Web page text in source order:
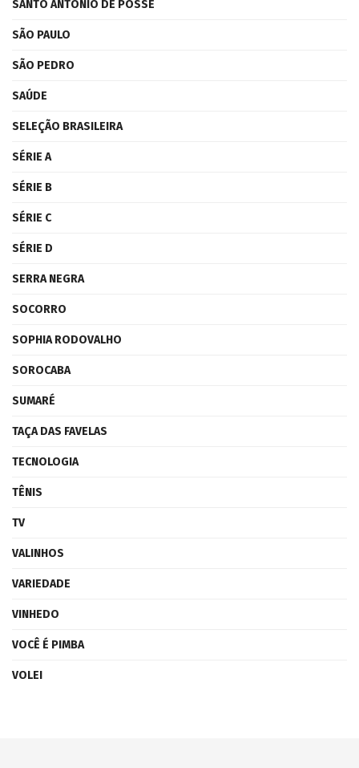
SANTO ANTÔNIO DE POSSE
SÃO PAULO
SÃO PEDRO
SAÚDE
SELEÇÃO BRASILEIRA
SÉRIE A
SÉRIE B
SÉRIE C
SÉRIE D
SERRA NEGRA
SOCORRO
SOPHIA RODOVALHO
SOROCABA
SUMARÉ
TAÇA DAS FAVELAS
TECNOLOGIA
TÊNIS
TV
VALINHOS
VARIEDADE
VINHEDO
VOCÊ É PIMBA
VOLEI